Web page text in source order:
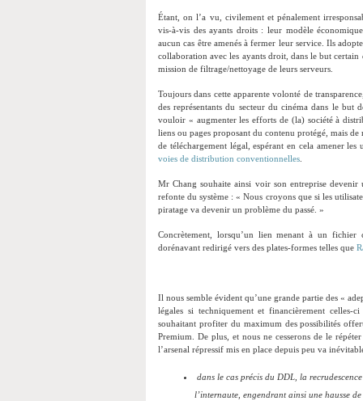
Étant, on l’a vu, civilement et pénalement
vis-à-vis des ayants droits : leur modèle
aucun cas être amenés à fermer leur service. Ils
collaboration avec les ayants droit, dans le but certain
mission de filtrage/nettoyage de leurs serveurs.
Toujours dans cette apparente volonté de
des représentants du secteur du cinéma dans le
vouloir « augmenter les efforts de (la) société à
liens ou pages proposant du contenu protégé, mais
de téléchargement légal, espérant en cela amener
voies de distribution conventionnelles
Mr Chang souhaite ainsi voir son entreprise
refonte du système : « Nous croyons que si les
piratage va devenir un problème du passé. »
Concrètement, lorsqu’un lien menant à un
dorénavant redirigé vers des plates-formes telles que
Il nous semble évident qu’une grande partie des «
légales si techniquement et financièrement celles-
souhaitant profiter du maximum des possibilités
Premium. De plus, et nous ne cesserons de le
l’arsenal répressif mis en place depuis peu va
dans le cas précis du DDL, la
l’internaute, engendrant ainsi une hausse